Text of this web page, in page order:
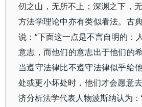
仞之山，无所不上；深渊之下，
方法学理论中亦有类似看法。古
说：“下面这一点是不言自明的：
意志，而他们的意志出于他们的
当遵守法律比不遵守法律似乎给
处或更小坏处时，他们才会愿意
济分析法学代表人物波斯纳认为